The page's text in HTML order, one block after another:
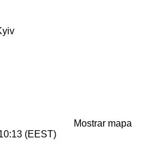
Mostrar mapa
(EEST)